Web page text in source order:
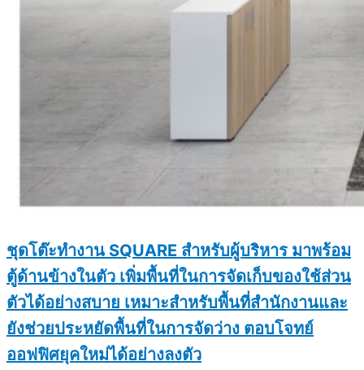
ชุดโต๊ะทำงาน SQUARE สำหรับผู้บริหาร มาพร้อม
ตู้ด้านข้างในตัว เพิ่มพื้นที่ในการจัดเก็บของใช้ส่วน
ตัวได้อย่างสบาย เหมาะสำหรับพื้นที่สำนักงานและ
ยังช่วยประหยัดพื้นที่ในการจัดว่าง ตอบโจทย์
ออฟฟิศยุคใหม่ได้อย่างลงตัว